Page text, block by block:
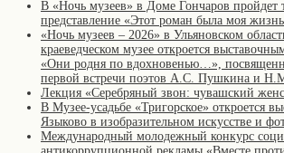
В «Ночь музеев» в Доме Гончаров пройдет
представление «Этот роман была моя
«Ночь музеев – 2026» в Ульяновском
краеведческом музее откроется
«Они родня по вдохновенью…»,
первой встречи поэтов А.С. Пушкина и
Лекция «Серебряный звон: чувашский
В Музее-усадьбе «Тригорское» откроется
Языково в изобразительном искусстве и
Международный молодежный конкурс